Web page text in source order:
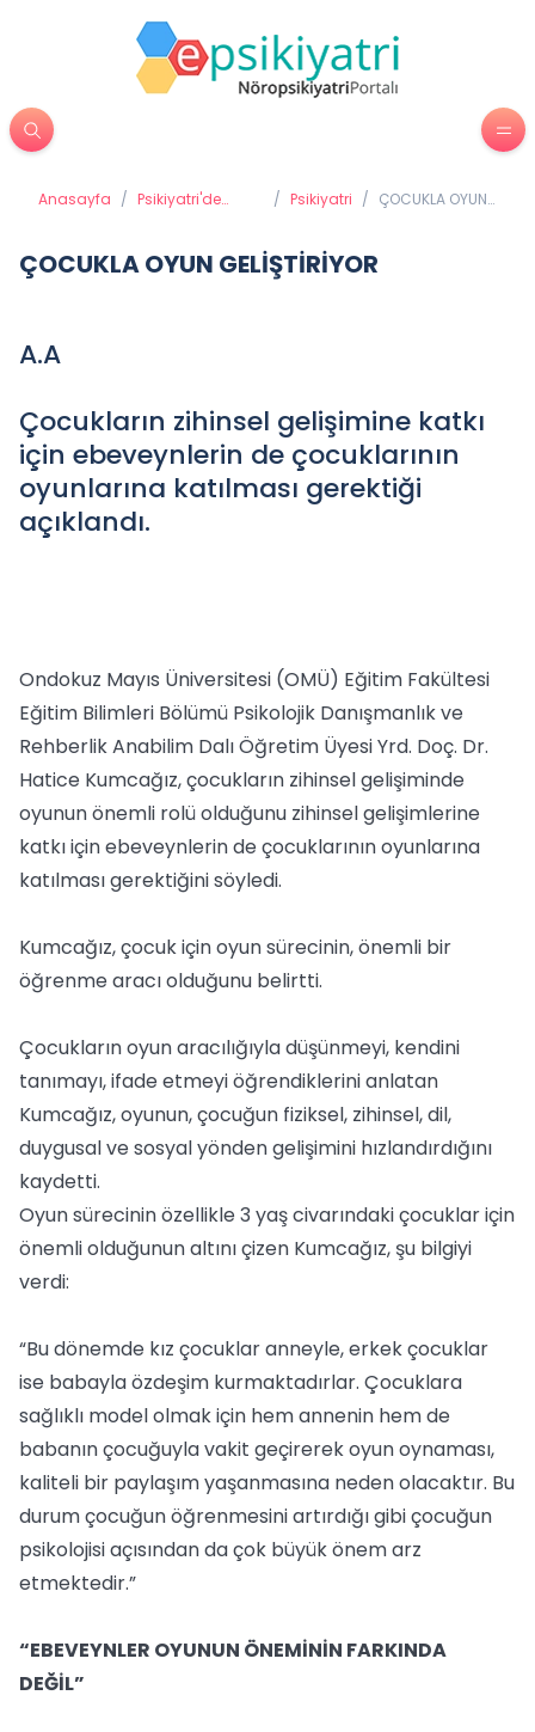
Anasayfa / Psikiyatri'de
/ Psikiyatri / ÇOCUKLA OYUN
ÇOCUKLA OYUN GELİŞTİRİYOR
A.A
Çocukların zihinsel gelişimine katkı
için ebeveynlerin de çocuklarının
oyunlarına katılması gerektiği
açıklandı.
Ondokuz Mayıs Üniversitesi (OMÜ) Eğitim Fakültesi
Eğitim Bilimleri Bölümü Psikolojik Danışmanlık ve
Rehberlik Anabilim Dalı Öğretim Üyesi Yrd. Doç. Dr.
Hatice Kumcağız, çocukların zihinsel gelişiminde
oyunun önemli rolü olduğunu zihinsel gelişimlerine
katkı için ebeveynlerin de çocuklarının oyunlarına
katılması gerektiğini söyledi.
Kumcağız, çocuk için oyun sürecinin, önemli bir
öğrenme aracı olduğunu belirtti.
Çocukların oyun aracılığıyla düşünmeyi, kendini
tanımayı, ifade etmeyi öğrendiklerini anlatan
Kumcağız, oyunun, çocuğun fiziksel, zihinsel, dil,
duygusal ve sosyal yönden gelişimini hızlandırdığını
kaydetti.
Oyun sürecinin özellikle 3 yaş civarındaki çocuklar için
önemli olduğunun altını çizen Kumcağız, şu bilgiyi
verdi:
“Bu dönemde kız çocuklar anneyle, erkek çocuklar
ise babayla özdeşim kurmaktadırlar. Çocuklara
sağlıklı model olmak için hem annenin hem de
babanın çocuğuyla vakit geçirerek oyun oynaması,
kaliteli bir paylaşım yaşanmasına neden olacaktır. Bu
durum çocuğun öğrenmesini artırdığı gibi çocuğun
psikolojisi açısından da çok büyük önem arz
etmektedir.”
“EBEVEYNLER OYUNUN ÖNEMİNİN FARKINDA
DEĞİL”